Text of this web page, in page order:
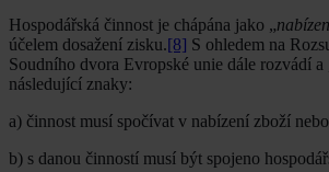
Hospodářská činnost je chápána jako „
účelem dosažení zisku.[8] S ohledem na
Soudního dvora Evropské unie dále rozvádí a
následující znaky:
a) činnost musí spočívat v nabízení zboží
b) s danou činností musí být spojeno